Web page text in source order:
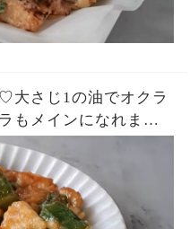
大さじ1の油でオクラ
もメインになれます